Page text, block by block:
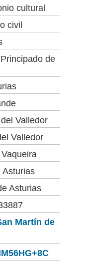
cultural
civil
Principado de
Valledor
Valledor
Asturias
Asturias
Martín de